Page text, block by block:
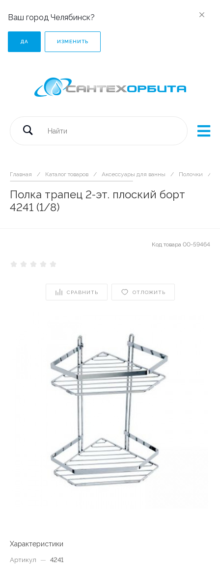
Ваш город Челябинск?
ДА ИЗМЕНИТЬ
Главная / Каталог товаров / Аксессуары для ванны / Полочки /
Полка трапец 2-эт. плоский борт
4241 (1/8)
Код товара 00-59464
СРАВНИТЬ ОТЛОЖИТЬ
Характеристики
Артикул — 4241